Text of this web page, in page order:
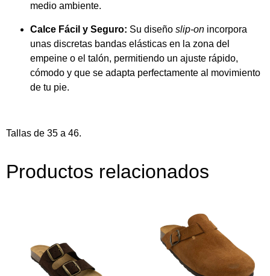
medio ambiente.
Calce Fácil y Seguro: Su diseño slip-on incorpora
unas discretas bandas elásticas en la zona del
empeine o el talón, permitiendo un ajuste rápido,
cómodo y que se adapta perfectamente al movimiento
de tu pie.
Tallas de 35 a 46.
Productos relacionados